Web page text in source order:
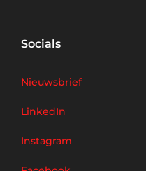
Socials
Nieuwsbrief
LinkedIn
Instagram